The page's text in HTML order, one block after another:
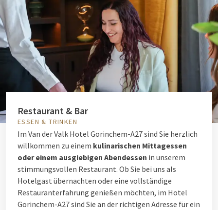
Restaurant & Bar
ESSEN & TRINKEN
Im Van der Valk Hotel Gorinchem-A27 sind Sie herzlich
willkommen zu einem kulinarischen Mittagessen
oder einem ausgiebigen Abendessen in unserem
stimmungsvollen Restaurant. Ob Sie bei uns als
Hotelgast übernachten oder eine vollständige
Restauranterfahrung genießen möchten, im Hotel
Gorinchem-A27 sind Sie an der richtigen Adresse für ein